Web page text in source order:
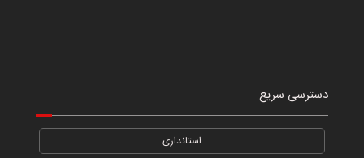
دسترسی سریع
استانداری